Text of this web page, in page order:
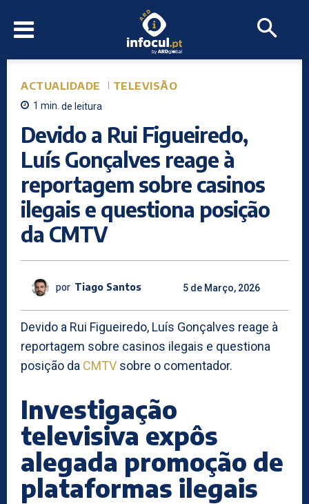
ACTUALIDADE TELEVISÃO
1 min. de leitura
Devido a Rui Figueiredo,
Luís Gonçalves reage à
reportagem sobre casinos
ilegais e questiona posição
da CMTV
por Tiago Santos 5 de Março, 2026
Devido a Rui Figueiredo, Luís Gonçalves reage à
reportagem sobre casinos ilegais e questiona
posição da CMTV sobre o comentador.
Investigação
televisiva expôs
alegada promoção de
plataformas ilegais